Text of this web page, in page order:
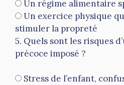
Un régime alimentaire
Un exercice physique
stimuler la propreté
5. Quels sont les risques
précoce imposé ?
Stress de l’enfant,